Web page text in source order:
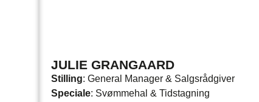
JULIE GRANGAARD
Stilling: General Manager & Salgsrådgiver
Speciale: Svømmehal & Tidstagning